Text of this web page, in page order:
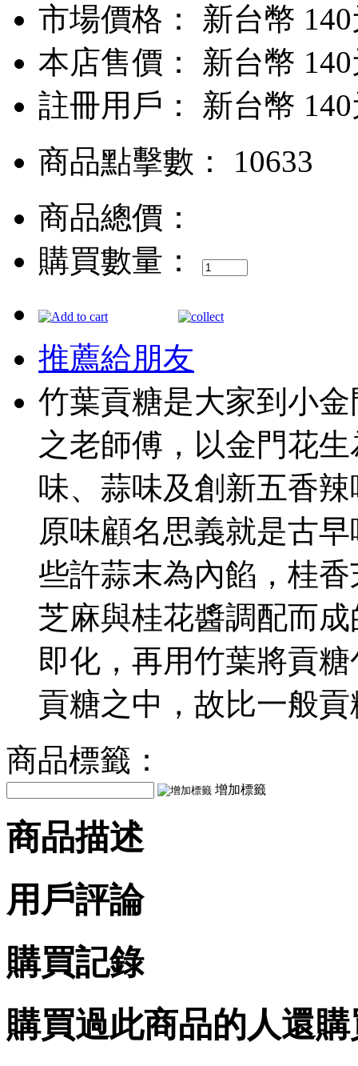
市場價格： 新台幣
本店售價： 新台幣
註冊用戶： 新台幣
商品點擊數： 10633
商品總價：
購買數量：
推薦給朋友
竹葉貢糖是大家到小
之老師傅，以金門花
味、蒜味及創新五香
原味顧名思義就是古
些許蒜末為內餡，桂
芝麻與桂花醬調配而
即化，再用竹葉將貢
貢糖之中，故比一般
商品標籤：
增加標籤
商品描述
用戶評論
購買記錄
購買過此商品的人還